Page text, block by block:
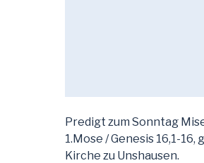
Predigt zum Sonntag
1.Mose / Genesis 16,1-
Kirche zu Unshausen.